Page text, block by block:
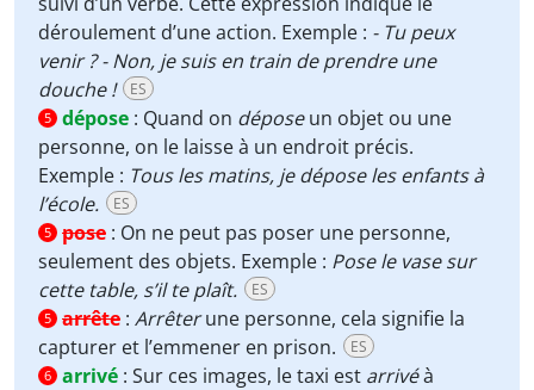
déroulement d’une action. Exemple : - Tu peux
venir ? - Non, je suis en train de prendre une
douche !
ES
5 dépose : Quand on déposeun objet ou une
personne, on le laisse à un endroit précis.
Exemple : Tous les matins, je dépose les enfants à
l’école.
ES
5 pose : On ne peut pas poser une personne,
seulement des objets. Exemple : Pose le vase sur
cette table, s’il te plaît.
ES
5 arrête : Arrêterune personne, cela signifie la
capturer et l’emmener en prison.
ES
6 arrivé : Sur ces images, le taxi est arrivéà